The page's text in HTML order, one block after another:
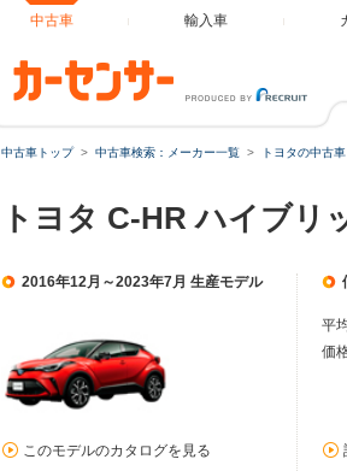
中古車 輸入車
中古車トップ 中古車検索：メーカー一覧 トヨタの中古車
トヨタ C-HR ハイブリ
2016年12月～2023年7月 生産モデル
このモデルのカタログを見る
平
価